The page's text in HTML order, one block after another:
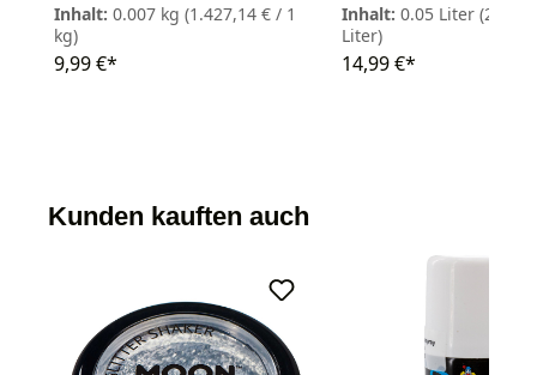
Inhalt: 0.007 kg (1.427,14 € / 1
kg)
9,99 €*
Inhalt: 0.05 Liter
Liter)
14,99 €*
Kunden kauften auch